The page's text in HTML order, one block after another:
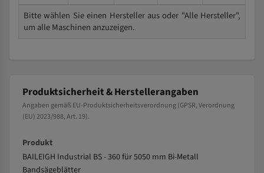
Bitte wählen Sie einen Hersteller aus oder "Alle Hersteller",
um alle Maschinen anzuzeigen.
Produktsicherheit & Herstellerangaben
Angaben gemäß EU-Produktsicherheitsverordnung (GPSR, Verordnung
(EU) 2023/988, Art. 19).
Produkt
BAILEIGH Industrial BS - 360 für 5050 mm Bi-Metall
Bandsägeblätter